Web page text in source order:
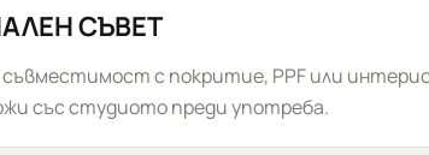
СЪВЕТ
съвместимост с покритие, PPF или
със студиото преди употреба.